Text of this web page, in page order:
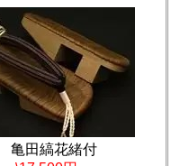
亀田縞花緒付